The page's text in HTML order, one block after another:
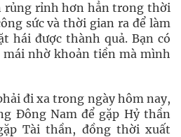
rủng rỉnh hơn hẳn trong thời
sức và thời gian ra để làm
hái được thành quả. Bạn có
nhờ khoản tiền mà mình
đi xa trong ngày hôm nay,
Đông Nam để gặp Hỷ thần
Tài thần, đồng thời xuất